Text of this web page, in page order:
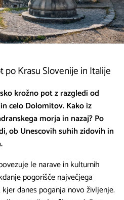
po Krasu Slovenije in Italije
krožno pot z razgledi od
celo Dolomitov. Kako iz
morja in nazaj? Po
ob Unescovih suhih zidovih in
le narave in kulturnih
pogorišče največjega
danes poganja novo življenje.